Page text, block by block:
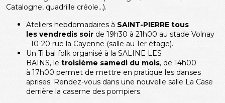
Catalogne, quadrille créole…).
Ateliers hebdomadaires à SAINT-PIERRE tous
les vendredis soir de 19h30 à 21h00 au stade Volnay
- 10-20 rue la Cayenne (salle au 1er étage).
Un Ti bal folk organisé à la SALINE LES
BAINS, le troisième samedi du mois, de 14h00
à 17h00 permet de mettre en pratique les danses
aprises. Rendez-vous dans une nouvelle salle La Case
derrière la caserne des pompiers.